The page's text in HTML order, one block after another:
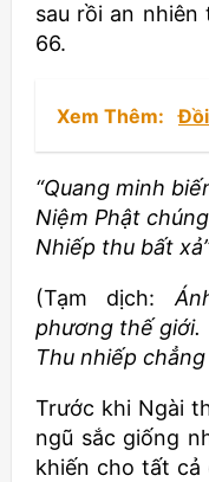
sau rồi an
66.
Xem Thêm:
“Quang minh
Niệm Phật
Nhiếp thu bất
(Tạm dịch:
phương thế giới.
Thu nhiếp
Trước khi Ngài
ngũ sắc giống
khiến cho tất cả